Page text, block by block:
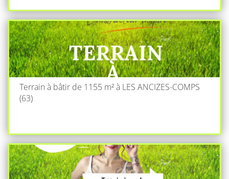
Terrain à bâtir de 1155 m² à LES ANCIZES-COMPS
(63)